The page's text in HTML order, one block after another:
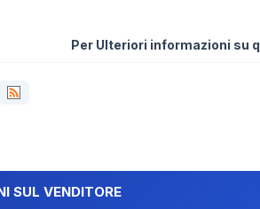
Per Ulteriori informazioni su
SUL VENDITORE